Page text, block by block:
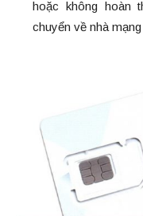
hoặc không hoàn
chuyển về nhà